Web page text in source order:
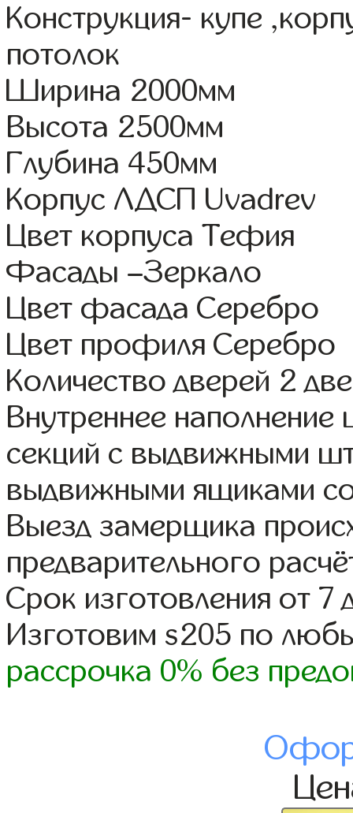
Конструкция- купе
потолок
Ширина 2000мм
Высота 2500мм
Глубина 450мм
Корпус ЛДСП Uvadrev
Цвет корпуса Тефия
Фасады –Зеркало
Цвет фасада Серебро
Цвет профиля Серебро
Количество дверей 2
Внутреннее
секций с выдвижными
выдвижными ящиками
Выезд замерщика
предварительного
Срок изготовления от 7
Изготовим s205 по
рассрочка 0% без